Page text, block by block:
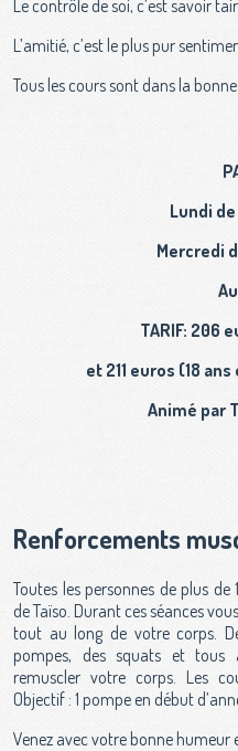
Le contrôle de soi, c’est savoir
L’amitié, c’est le plus pur
Tous les cours sont dans la
Lundi de
Mercredi
TARIF: 206
et 211 euros (18
Animé par
Renforcements
Toutes les personnes de plus
de Taïso. Durant ces séances
tout au long de votre corps.
pompes, des squats et tous
remuscler votre corps. Les
Objectif : 1 pompe en début
Venez avec votre bonne humeur